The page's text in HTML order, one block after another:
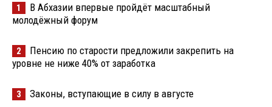
1
В Абхазии впервые пройдёт масштабный
молодёжный форум
2
Пенсию по старости предложили закрепить на
уровне не ниже 40% от заработка
3 Законы, вступающие в силу в августе